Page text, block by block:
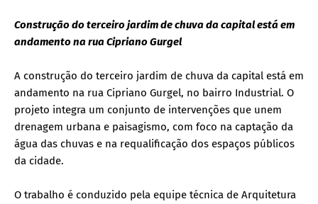
Construção do terceiro jardim de chuva da capital está em
andamento na rua Cipriano Gurgel
A construção do terceiro jardim de chuva da capital está em
andamento na rua Cipriano Gurgel, no bairro Industrial. O
projeto integra um conjunto de intervenções que unem
drenagem urbana e paisagismo, com foco na captação da
água das chuvas e na requalificação dos espaços públicos
da cidade.
O trabalho é conduzido pela equipe técnica de Arquitetura